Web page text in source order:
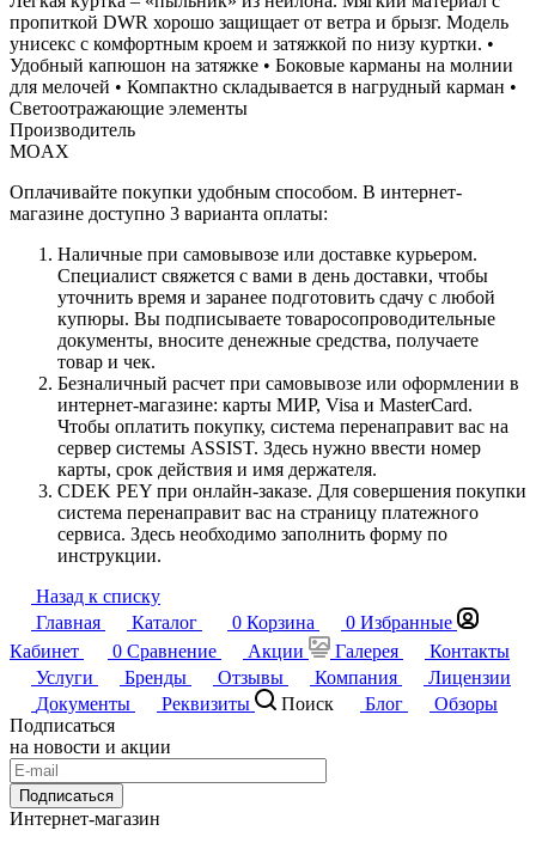
пропиткой DWR хорошо защищает от ветра и брызг. Модель
унисекс с комфортным кроем и затяжкой по низу куртки. •
Удобный капюшон на затяжке • Боковые карманы на молнии
для мелочей • Компактно складывается в нагрудный карман •
Светоотражающие элементы
Производитель
MOAX
Оплачивайте покупки удобным способом. В интернет-
магазине доступно 3 варианта оплаты:
Наличные при самовывозе или доставке курьером.
Специалист свяжется с вами в день доставки, чтобы
уточнить время и заранее подготовить сдачу с любой
купюры. Вы подписываете товаросопроводительные
документы, вносите денежные средства, получаете
товар и чек.
Безналичный расчет при самовывозе или оформлении в
интернет-магазине: карты МИР, Visa и MasterCard.
Чтобы оплатить покупку, система перенаправит вас на
сервер системы ASSIST. Здесь нужно ввести номер
карты, срок действия и имя держателя.
CDEK PEY при онлайн-заказе. Для совершения покупки
система перенаправит вас на страницу платежного
сервиса. Здесь необходимо заполнить форму по
инструкции.
Назад к списку
Главная
Каталог 0 Корзина 0 Избранные
Кабинет
0 Сравнение Акции Галерея
Контакты
Услуги
Бренды Отзывы Компания
Лицензии
Документы
Реквизиты Поиск Блог
Обзоры
Подписаться
на новости и акции
Подписаться
Интернет-магазин